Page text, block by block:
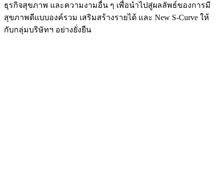
ธุรกิจสุขภาพ และความงามอื่น ๆ เพื่อนำไปสู่ผลลัพธ์ของการมี
สุขภาพดีแบบองค์รวม เสริมสร้างรายได้ และ New S-Curve ให้
กับกลุ่มบริษัทฯ อย่างยั่งยืน